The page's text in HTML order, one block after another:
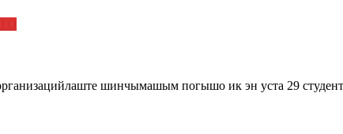
шинчымашым погышо ик эн уста 29